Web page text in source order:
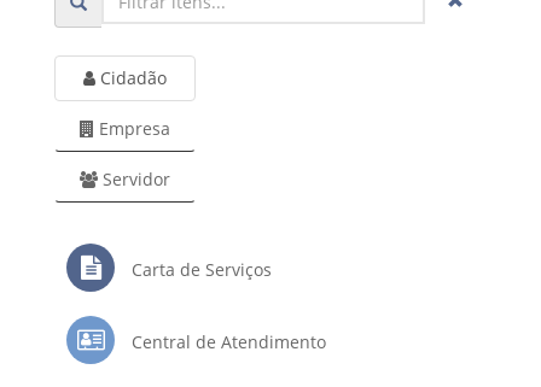
Cidadão
Empresa
Servidor
Carta de Serviços
Central de Atendimento